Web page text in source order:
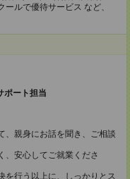
ルで優待サービス など、
ポート担当
、親身にお話を聞き、ご相談
、安心してご就業くださ
を行う以上に、しっかりとス